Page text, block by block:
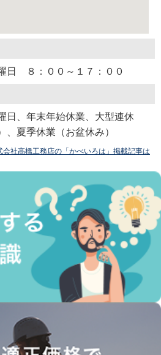
日 ８：００～１７：００
日、年末年始休業、大型連休
、夏季休業（お盆休み）
社高橋工務店の「かべいろは」掲載記事は